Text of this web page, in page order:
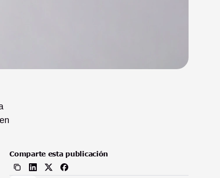
Comparte esta publicación